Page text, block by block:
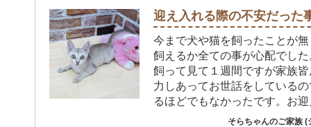
迎え入れる際の不安だった
今まで犬や猫を飼ったことが
飼えるか全ての事が心配でし
飼って見て１週間ですが家族
力しあってお世話をしている
るほどでもなかったです。お
スタッフの方の丁寧な説明が
そらちゃんのご家族 (